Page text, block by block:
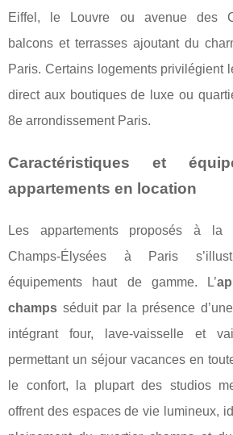
Eiffel, le Louvre ou avenue des
balcons et terrasses ajoutant du
Paris. Certains logements privilégient
direct aux boutiques de luxe ou
8e arrondissement Paris.
Caractéristiques et
appartements en location
Les appartements proposés à
Champs-Élysées à Paris
équipements haut de gamme. L’
champs séduit par la présence
intégrant four, lave-vaisselle et
permettant un séjour vacances en
le confort, la plupart des studios
offrent des espaces de vie lumineux,